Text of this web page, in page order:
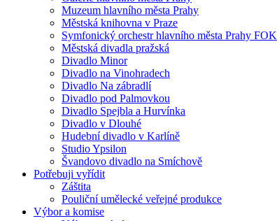
Muzeum hlavního města Prahy
Městská knihovna v Praze
Symfonický orchestr hlavního města Prahy FOK
Městská divadla pražská
Divadlo Minor
Divadlo na Vinohradech
Divadlo Na zábradlí
Divadlo pod Palmovkou
Divadlo Spejbla a Hurvínka
Divadlo v Dlouhé
Hudební divadlo v Karlíně
Studio Ypsilon
Švandovo divadlo na Smíchově
Potřebuji vyřídit
Záštita
Pouliční umělecké veřejné produkce
Výbor a komise